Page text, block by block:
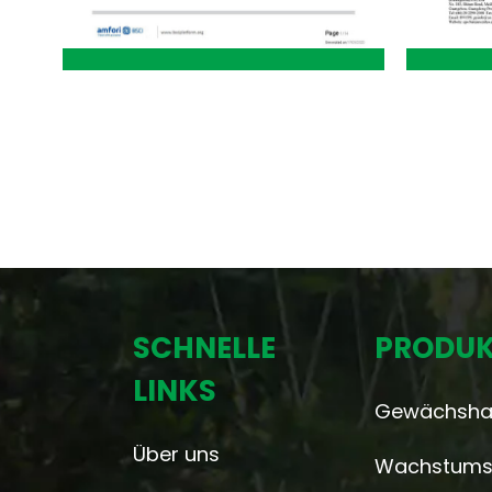
SCHNELLE
LINKS
Über uns